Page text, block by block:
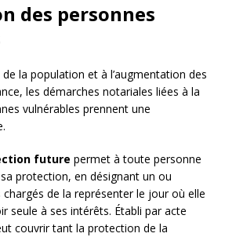
des personnes
la population et à l’augmentation des
les démarches notariales liées à la
vulnérables prennent une
future permet à toute personne
sa protection, en désignant un ou
de la représenter le jour où elle
seule à ses intérêts. Établi par acte
couvrir tant la protection de la